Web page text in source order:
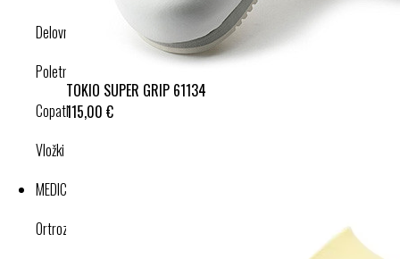
TOKIO SUPER GRIP 61134
115,00 €
Delovna obutev s certifikatom
Poletna obutev
Copati
Vložki in dodatki
MEDICINSKI IZDELKI
Ortroze in opornice